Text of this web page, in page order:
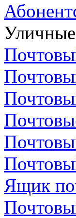
Ящик